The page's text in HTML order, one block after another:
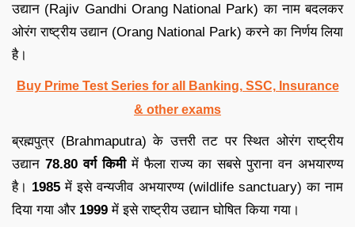
उद्यान (Rajiv Gandhi Orang National Park) का नाम बदलकर
ओरंग राष्ट्रीय उद्यान (Orang National Park) करने का निर्णय लिया
है।
Buy Prime Test Series for all Banking, SSC, Insurance
& other exams
ब्रह्मपुत्र (Brahmaputra) के उत्तरी तट पर स्थित ओरंग राष्ट्रीय
उद्यान 78.80 वर्ग किमीमें फैला राज्य का सबसे पुराना वन अभयारण्य
है। 1985में इसे वन्यजीव अभयारण्य (wildlife sanctuary) का नाम
दिया गया और 1999में इसे राष्ट्रीय उद्यान घोषित किया गया।